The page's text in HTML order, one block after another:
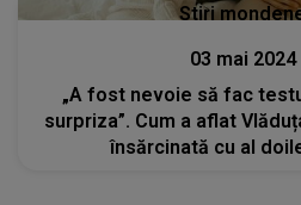
Stiri
03 mai 2024
„A fost nevoie să fac
surpriza”. Cum a aflat
însărcinată cu al